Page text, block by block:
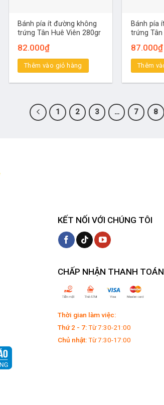
Bánh pía ít đường không
trứng Tân Huê Viên 280gr
82.000₫
Thêm vào giỏ hàng
Bánh pía
trứng Tân
87.000₫
Thêm
1 2 3 … 7 8
KẾT NỐI VỚI CHÚNG TÔI
CHẤP NHẬN THANH TOÁN
Thời gian làm việc:
Thứ 2 - 7:Từ 7:30-21:00
Chủ nhật:Từ 7:30-17:00